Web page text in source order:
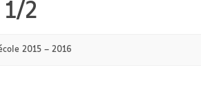
1/2
2015 – 2016